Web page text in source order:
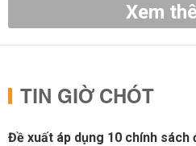
Xem
TIN GIỜ CHÓT
Đề xuất áp dụng 10 chính sách